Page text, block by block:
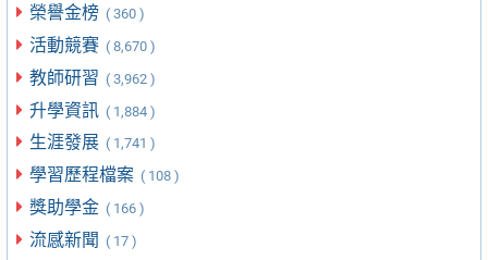
榮譽金榜 ( 360 )
活動競賽 ( 8,670 )
教師研習 ( 3,962 )
升學資訊 ( 1,884 )
生涯發展 ( 1,741 )
學習歷程檔案 ( 108 )
獎助學金 ( 166 )
流感新聞 ( 17 )